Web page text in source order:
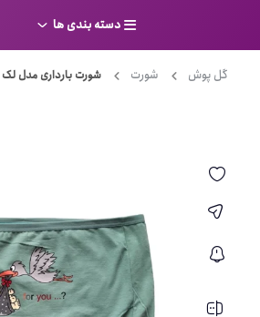
دسته بندی ها
سوتین
لباس خواب
بادی
بیکینی
گل پوش شورت شورت بارداری مدل